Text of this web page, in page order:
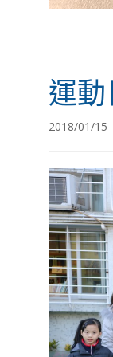
運
2018/01/15